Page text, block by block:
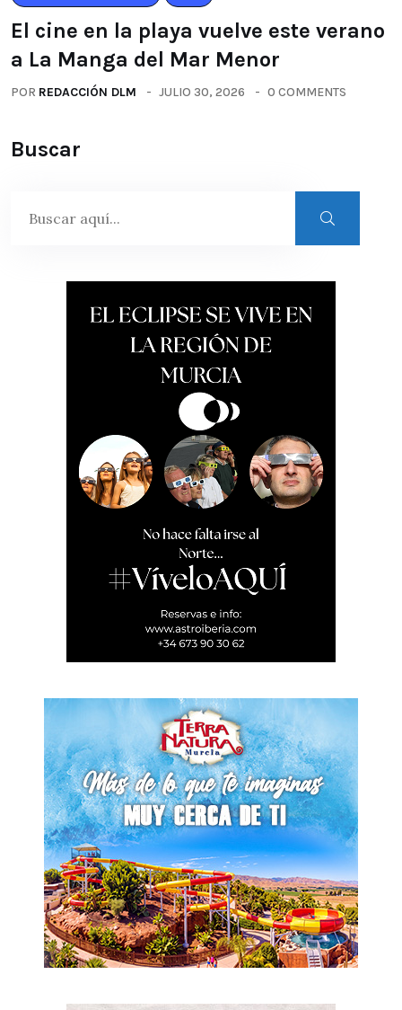
El cine en la playa vuelve este verano
a La Manga del Mar Menor
POR REDACCIÓN DLM JULIO 30, 2026 0 COMMENTS
Buscar